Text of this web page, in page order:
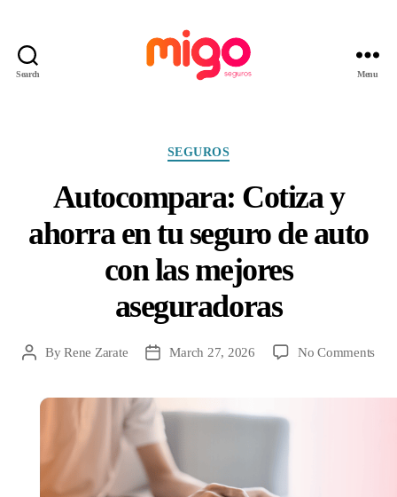
Search Menu
Categories
SEGUROS
Autocompara: Cotiza y
ahorra en tu seguro de auto
con las mejores
aseguradoras
PostByRene Zarate
PostMarch 27, 2026 No Commentson